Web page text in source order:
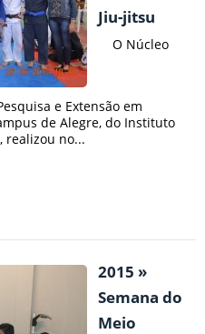
Jiu-jitsu
O Núcleo
e Extensão em
de Alegre, do Instituto
realizou no...
2015 »
Semana do
Meio